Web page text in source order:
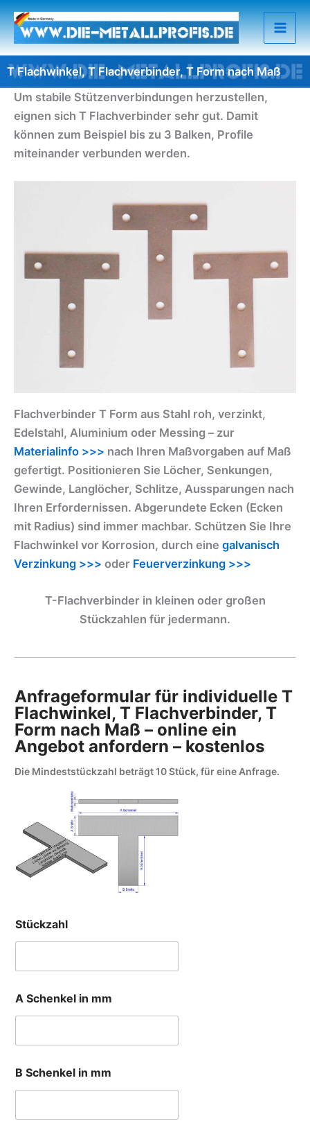
Zum
Inhalt
springen
T Flachwinkel, T Flachverbinder, T Form nach Maß
Um stabile Stützenverbindungen herzustellen,
eignen sich T Flachverbinder sehr gut. Damit
können zum Beispiel bis zu 3 Balken, Profile
miteinander verbunden werden.
Flachverbinder T Form aus Stahl roh, verzinkt,
Edelstahl, Aluminium oder Messing – zur
Materialinfo >>> nach Ihren Maßvorgaben auf Maß
gefertigt. Positionieren Sie Löcher, Senkungen,
Gewinde, Langlöcher, Schlitze, Aussparungen nach
Ihren Erfordernissen. Abgerundete Ecken (Ecken
mit Radius) sind immer machbar. Schützen Sie Ihre
Flachwinkel vor Korrosion, durch eine galvanisch
Verzinkung >>> oder Feuerverzinkung >>>
T-Flachverbinder in kleinen oder großen
Stückzahlen für jedermann.
Anfrageformular für individuelle T
Flachwinkel, T Flachverbinder, T
Form nach Maß – online ein
Angebot anfordern – kostenlos
Die Mindeststückzahl beträgt 10 Stück, für eine Anfrage.
Stückzahl
A Schenkel in mm
B Schenkel in mm